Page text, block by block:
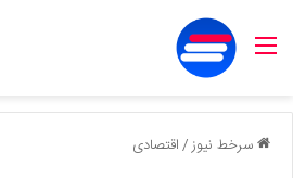
منو
سرخط نیوز/اقتصادی